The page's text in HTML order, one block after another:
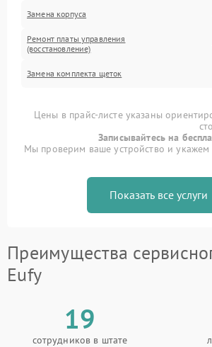
Замена корпуса
Ремонт платы управления
(восстановление)
Замена комплекта щеток
Цены в прайс-листе указаны
Записывайтесь на
Мы проверим ваше устройство и укажем
Показать все услуги
Преимущества
Eufy
19
сотрудников в штате